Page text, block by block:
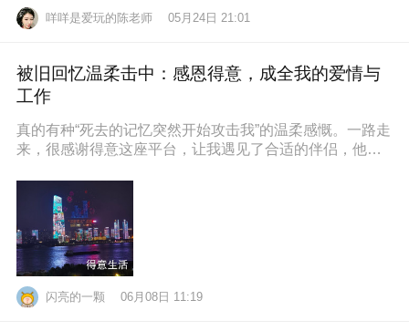
咩咩是爱玩的陈老师 05月24日 21:01
被旧回忆温柔击中：感恩得意，成全我的爱情与
工作
真的有种“死去的记忆突然开始攻击我”的温柔感慨。一路走
来，很感谢得意这座平台，让我遇见了合适的伴侣，他也
闪亮的一颗 06月08日 11:19